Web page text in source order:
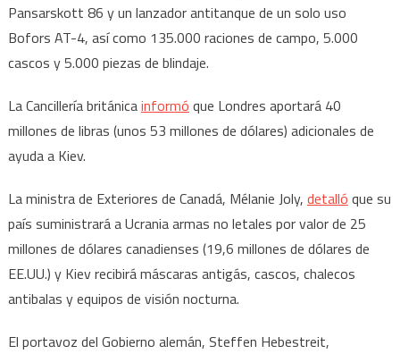
Pansarskott 86 y un lanzador antitanque de un solo uso
Bofors AT-4, así como 135.000 raciones de campo, 5.000
cascos y 5.000 piezas de blindaje.
La Cancillería británicainformó que Londres aportará 40
millones de libras (unos 53 millones de dólares) adicionales de
ayuda a Kiev.
La ministra de Exteriores de Canadá, Mélanie Joly, detalló que su
país suministrará a Ucrania armas no letales por valor de 25
millones de dólares canadienses (19,6 millones de dólares de
EE.UU.) y Kiev recibirá máscaras antigás, cascos, chalecos
antibalas y equipos de visión nocturna.
El portavoz del Gobierno alemán, Steffen Hebestreit,